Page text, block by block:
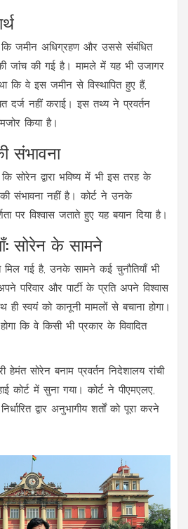
कि जमीन अधिग्रहण और उससे संबंधित
जांच की गई है। मामले में यह भी उजागर
कि वे इस जमीन से विस्थापित हुए हैं,
दर्ज नहीं कराई। इस तथ्य ने प्रवर्तन
किया है।
संभावना
सोरेन द्वारा भविष्य में भी इस तरह के
संभावना नहीं है। कोर्ट ने उनके
पर विश्वास जताते हुए यह बयान दिया है।
सोरेन के सामने
गई है, उनके सामने कई चुनौतियाँ भी
परिवार और पार्टी के प्रति अपने विश्वास
ही स्वयं को कानूनी मामलों से बचाना होगा।
कि वे किसी भी प्रकार के विवादित
हेमंत सोरेन बनाम प्रवर्तन निदेशालय रांची
कोर्ट में सुना गया। कोर्ट ने पीएमएलए,
द्वार अनुभागीय शर्तों को पूरा करने